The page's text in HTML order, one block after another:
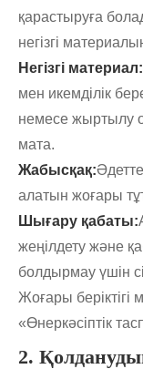
қарастыруға
негізгі
Негізгі материал:
мен икемділік
немесе жыртылу
мата.
Жабысқақ:
алатын жоғары
Шығару қабаты:
жеңілдету және
болдырмау үшін
Жоғары беріктігі
«Өнеркәсіптік
2.